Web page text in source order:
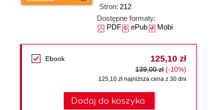
Stron: 212
Dostępne formaty:
PDFePubMobi
Ebook 125,10 zł
139,00 zł (-10%)
125,10 zł najniższa cena z 30 dni
Dodaj do koszyka